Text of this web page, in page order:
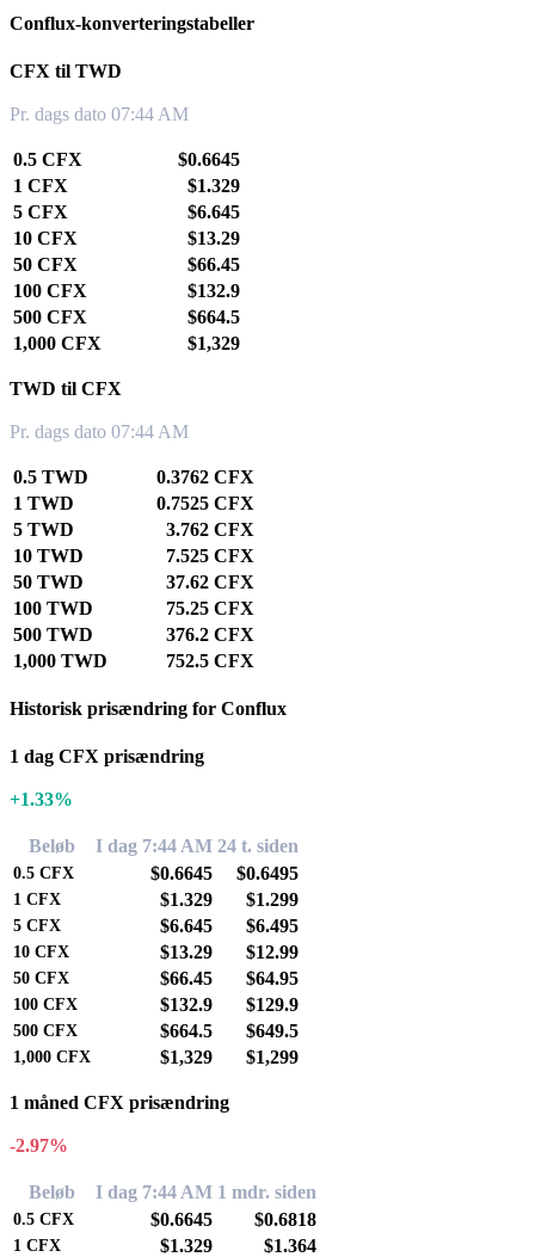
Conflux-konverteringstabeller
CFX til TWD
Pr. dags dato 07:44 AM
0.5 CFX
$0.6645
1 CFX
$1.329
5 CFX
$6.645
10 CFX
$13.29
50 CFX
$66.45
100 CFX
$132.9
500 CFX
$664.5
1,000 CFX
$1,329
TWD til CFX
Pr. dags dato 07:44 AM
0.5 TWD
0.3762 CFX
1 TWD
0.7525 CFX
5 TWD
3.762 CFX
10 TWD
7.525 CFX
50 TWD
37.62 CFX
100 TWD
75.25 CFX
500 TWD
376.2 CFX
1,000 TWD
752.5 CFX
Historisk prisændring for Conflux
1 dag CFX prisændring
+1.33%
Beløb I dag 7:44 AM 24 t. siden
0.5 CFX $0.6645 $0.6495
1 CFX $1.329 $1.299
5 CFX $6.645 $6.495
10 CFX $13.29 $12.99
50 CFX $66.45 $64.95
100 CFX $132.9 $129.9
500 CFX $664.5 $649.5
1,000 CFX $1,329 $1,299
1 måned CFX prisændring
-2.97%
Beløb I dag 7:44 AM 1 mdr. siden
0.5 CFX $0.6645 $0.6818
1 CFX $1.329 $1.364